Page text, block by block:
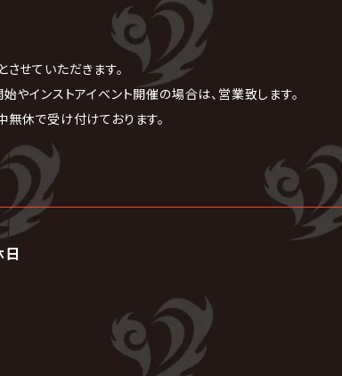
せていただきます。
やインストアイベント開催の場合は、営業致します。
休で受け付けております。